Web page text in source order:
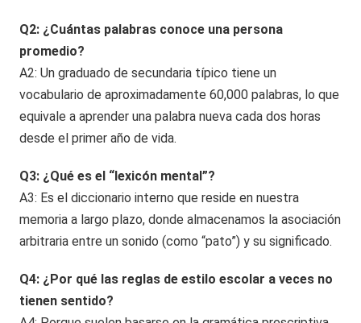
Q2: ¿Cuántas palabras conoce una persona
promedio?
A2: Un graduado de secundaria típico tiene un
vocabulario de aproximadamente 60,000 palabras, lo que
equivale a aprender una palabra nueva cada dos horas
desde el primer año de vida.
Q3: ¿Qué es el “lexicón mental”?
A3: Es el diccionario interno que reside en nuestra
memoria a largo plazo, donde almacenamos la asociación
arbitraria entre un sonido (como “pato”) y su significado.
Q4: ¿Por qué las reglas de estilo escolar a veces no
tienen sentido?